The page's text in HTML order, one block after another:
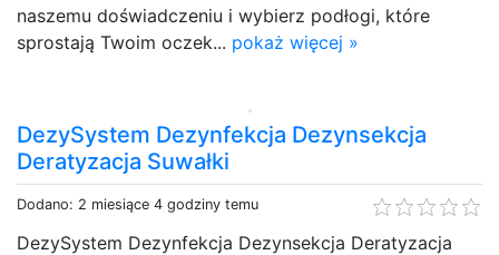
naszemu doświadczeniu i wybierz podłogi, które
sprostają Twoim oczek... pokaż więcej »
DezySystem Dezynfekcja Dezynsekcja
Deratyzacja Suwałki
Dodano: 2 miesiące 4 godziny temu
DezySystem Dezynfekcja Dezynsekcja Deratyzacja